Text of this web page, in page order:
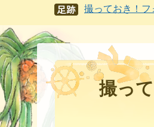
あし
あと
撮っておき！フ
撮っ